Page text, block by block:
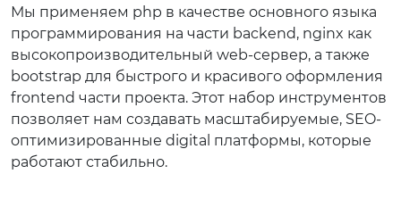
Мы применяем php в качестве основного языка
программирования на части backend, nginx как
высокопроизводительный web-сервер, а также
bootstrap для быстрого и красивого оформления
frontend части проекта. Этот набор инструментов
позволяет нам создавать масштабируемые, SEO-
оптимизированные digital платформы, которые
работают стабильно.